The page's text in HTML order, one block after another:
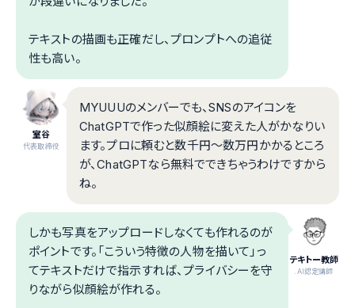
テキストの描画も正確だし、プロンプトへの追従
性も高い。
室谷
代表取締役
MYUUUのメンバーでも、SNSのアイコンを
ChatGPTで作った似顔絵に変えた人がかなりい
ます。プロに頼むと数千円〜数万円かかるところ
が、ChatGPTなら無料でできちゃうわけですから
ね。
テキトー教師
.AI認定講師
しかも写真をアップロードしなくても作れるのが
ポイントです。「こういう特徴の人物を描いて」っ
てテキストだけで指示すれば、プライバシーを守
りながら似顔絵が作れる。